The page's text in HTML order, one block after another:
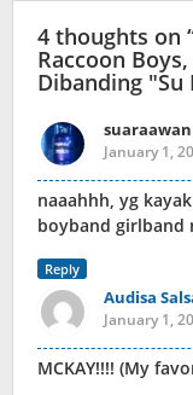
4 thoughts on
Raccoon
Dibanding "Su
suaraawan
January 1,
naaahhh, yg
boyband girlband
Reply
Audisa
January 1,
MCKAY!!!! (My